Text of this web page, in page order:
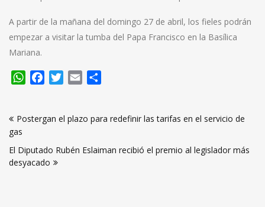
A partir de la mañana del domingo 27 de abril, los fieles podrán
empezar a visitar la tumba del Papa Francisco en la Basílica
Mariana.
WhatsApp
FacebookTwitter
Email
de
entradas
Postergan el plazo para redefinir las tarifas en el servicio de
gas
El Diputado Rubén Eslaiman recibió el premio al legislador más
desyacado